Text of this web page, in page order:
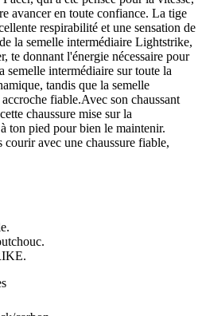
avancer en toute confiance. La tige
respirabilité et une sensation de
la semelle intermédiaire Lightstrike,
te donnant l'énergie nécessaire pour
semelle intermédiaire sur toute la
tandis que la semelle
fiable.Avec son chaussant
chaussure mise sur la
ton pied pour bien le maintenir.
avec une chaussure fiable,